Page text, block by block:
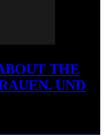
THE
UND